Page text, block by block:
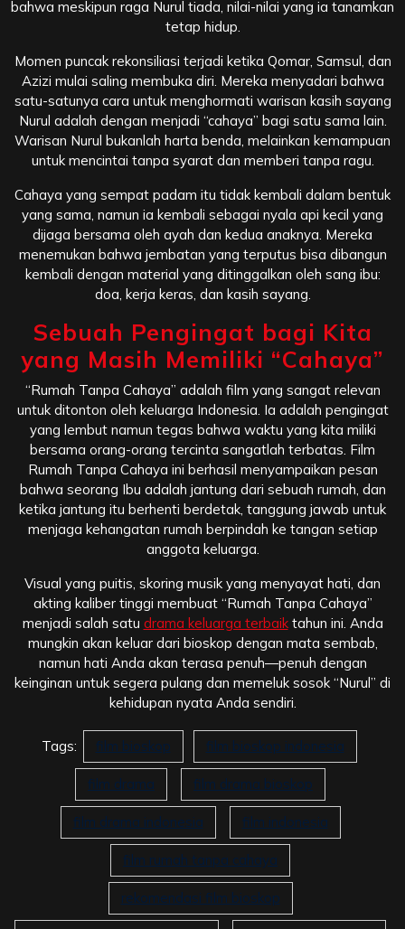
bahwa meskipun raga Nurul tiada, nilai-nilai yang ia tanamkan
tetap hidup.
Momen puncak rekonsiliasi terjadi ketika Qomar, Samsul, dan
Azizi mulai saling membuka diri. Mereka menyadari bahwa
satu-satunya cara untuk menghormati warisan kasih sayang
Nurul adalah dengan menjadi “cahaya” bagi satu sama lain.
Warisan Nurul bukanlah harta benda, melainkan kemampuan
untuk mencintai tanpa syarat dan memberi tanpa ragu.
Cahaya yang sempat padam itu tidak kembali dalam bentuk
yang sama, namun ia kembali sebagai nyala api kecil yang
dijaga bersama oleh ayah dan kedua anaknya. Mereka
menemukan bahwa jembatan yang terputus bisa dibangun
kembali dengan material yang ditinggalkan oleh sang ibu:
doa, kerja keras, dan kasih sayang.
Sebuah Pengingat bagi Kita
yang Masih Memiliki “Cahaya”
“Rumah Tanpa Cahaya” adalah film yang sangat relevan
untuk ditonton oleh keluarga Indonesia. Ia adalah pengingat
yang lembut namun tegas bahwa waktu yang kita miliki
bersama orang-orang tercinta sangatlah terbatas. Film
Rumah Tanpa Cahaya ini berhasil menyampaikan pesan
bahwa seorang Ibu adalah jantung dari sebuah rumah, dan
ketika jantung itu berhenti berdetak, tanggung jawab untuk
menjaga kehangatan rumah berpindah ke tangan setiap
anggota keluarga.
Visual yang puitis, skoring musik yang menyayat hati, dan
akting kaliber tinggi membuat “Rumah Tanpa Cahaya”
menjadi salah satu drama keluarga terbaiktahun ini. Anda
mungkin akan keluar dari bioskop dengan mata sembab,
namun hati Anda akan terasa penuh—penuh dengan
keinginan untuk segera pulang dan memeluk sosok “Nurul” di
kehidupan nyata Anda sendiri.
Tags: film bioskop film bioskop indonesia
film drama film drama bioskop
film drama indonesia film indonesia
film rumah tanpa cahaya
rekomendasi film bioskop